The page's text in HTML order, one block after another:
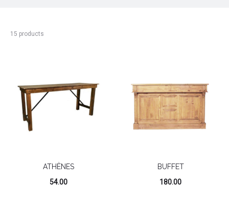
15 products
ATHÈNES
54.00
BUFFET
180.00